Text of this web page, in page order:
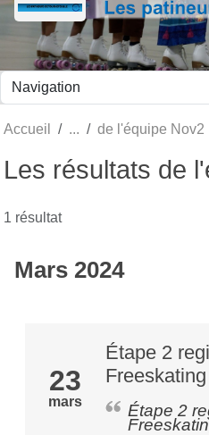
Accueil de l'équipe Nov2
Les résultats de
1 résultat
Mars 2024
23
mars
Étape 2
Étape 2 regionale danse et
Panneau de gestion des cookies